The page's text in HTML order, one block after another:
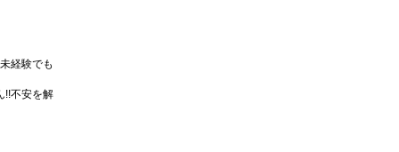
経験でも
!!不安を解